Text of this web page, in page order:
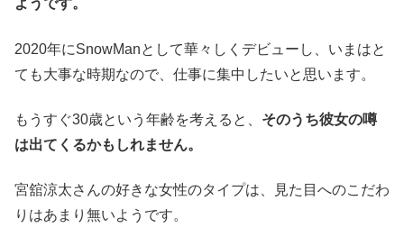
ようです。
2020年にSnowManとして華々しくデビューし、いまはと
ても大事な時期なので、仕事に集中したいと思います。
もうすぐ30歳という年齢を考えると、 そのうち彼女の噂
は出てくるかもしれません。
宮舘涼太さんの好きな女性のタイプは、見た目へのこだわ
りはあまり無いようです。